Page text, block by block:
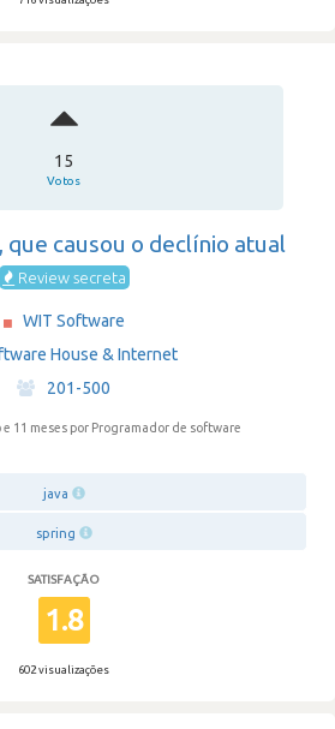
15
Votos
que causou o declínio atual
Review secreta
WIT Software
House & Internet
·
201-500
11 meses por Programador de software
java
spring
SATISFAÇÃO
1.8
602 visualizações